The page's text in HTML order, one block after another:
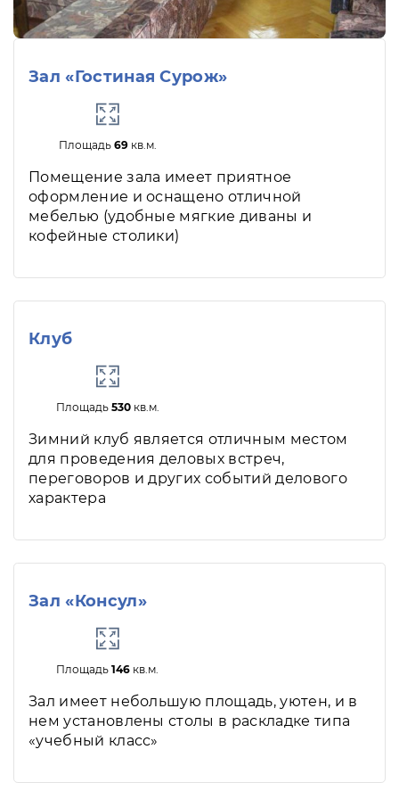
Зал «Гостиная Сурож»
Площадь 69кв.м.
Помещение зала имеет приятное
оформление и оснащено отличной
мебелью (удобные мягкие диваны и
кофейные столики)
Клуб
Площадь 530кв.м.
Зимний клуб является отличным местом
для проведения деловых встреч,
переговоров и других событий делового
характера
Зал «Консул»
Площадь146 кв.м.
Зал имеет небольшую площадь, уютен, и в
нем установлены столы в раскладке типа
«учебный класс»